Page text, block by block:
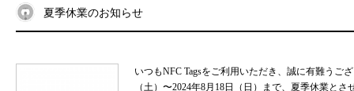
夏季休業のお知らせ
いつもNFC Tagsをご利用いただき、誠に有難う
（土）〜2024年8月18日（日）まで、夏季休業と